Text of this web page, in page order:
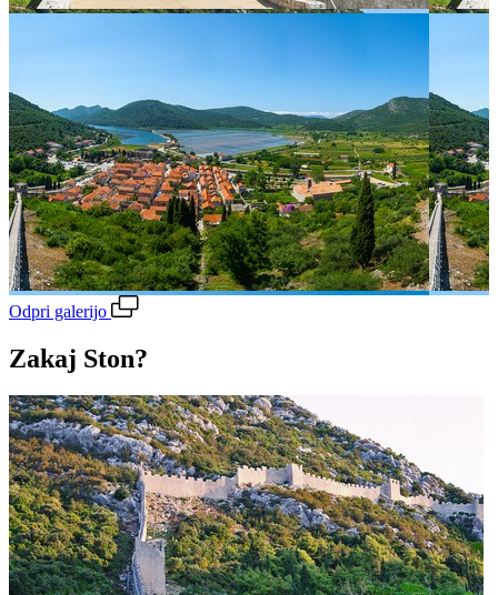
Odpri galerijo
Zakaj Ston?